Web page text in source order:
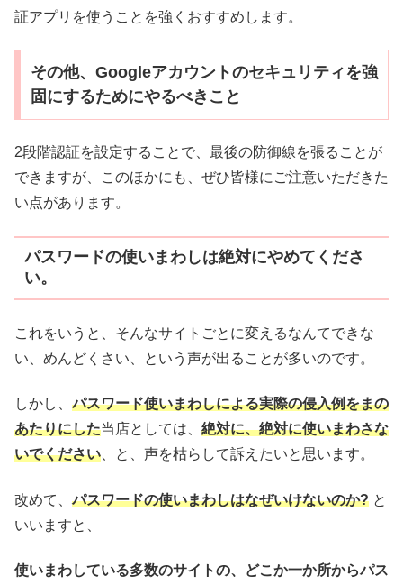
証アプリを使うことを強くおすすめします。
その他、Googleアカウントのセキュリティを強
固にするためにやるべきこと
2段階認証を設定することで、最後の防御線を張ることが
できますが、このほかにも、ぜひ皆様にご注意いただきた
い点があります。
パスワードの使いまわしは絶対にやめてくださ
い。
これをいうと、そんなサイトごとに変えるなんてできな
い、めんどくさい、という声が出ることが多いのです。
しかし、パスワード使いまわしによる実際の侵入例をまの
あたりにした当店としては、 絶対に、絶対に使いまわさな
いでください 、と、声を枯らして訴えたいと思います。
改めて、パスワードの使いまわしはなぜいけないのか? と
いいますと、
使いまわしている多数のサイトの、どこか一か所からパス